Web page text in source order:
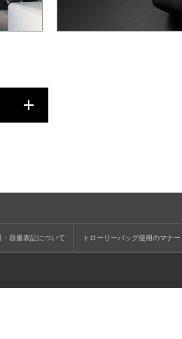
容量表記について トローリーバッグ使用のマナー